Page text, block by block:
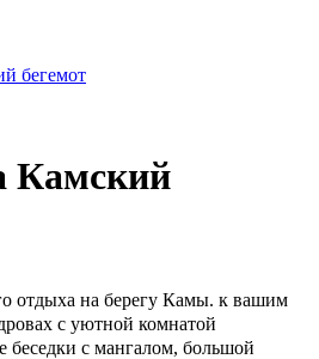
бегемот
Камский
отдыха на берегу Камы. к вашим
с уютной комнатой
беседки с мангалом, большой